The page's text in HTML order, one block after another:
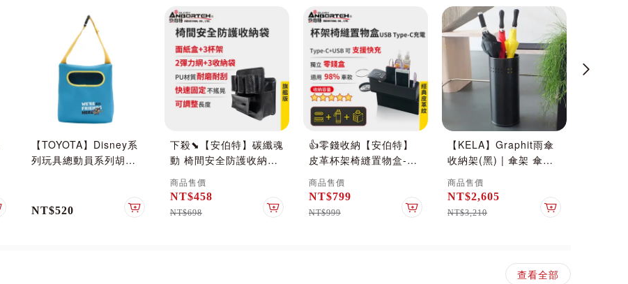
入購物車
【TOYOTA】Disney系
列玩具總動員系列胡迪
NT$520 加入購物車
下殺⬊【安伯特】碳纖魂
動 椅間安全防護收納袋-
旗艦版 (車用收納袋 置
物袋 車用收納)#改版慶
商品售價
NT$458
NT$698 加入購物車
👍零錢收納【安伯特】
皮革杯架椅縫置物盒-
USB Type-C充電 (座椅
置物盒 縫隙置物盒 置物
收納盒 零錢盒 水杯架)
商品售價
NT$799
NT$999 加入購物車
【KELA】Graphit雨傘
收納架(黑) | 傘架 傘桶
落地雨傘架
商品售價
NT$2,605
NT$3,210 加入購物車
查看全部